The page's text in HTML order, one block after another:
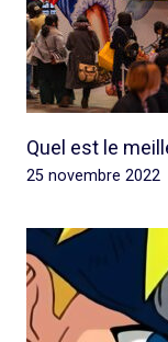
Quel est le
25 novembre 2022